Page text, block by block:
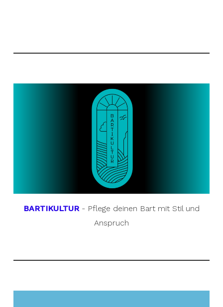
BARTIKULTUR- Pflege deinen Bart mit Stil und
Anspruch